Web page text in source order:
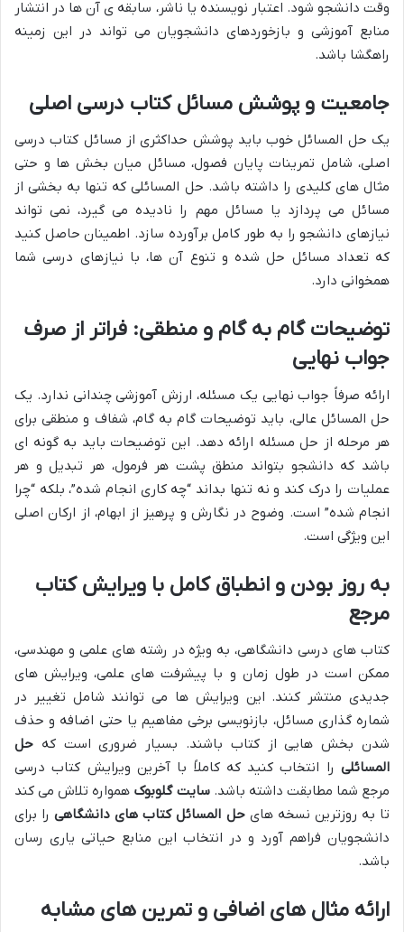
وقت دانشجو شود. اعتبار نویسنده یا ناشر، سابقه ی آن ها در انتشار
منابع آموزشی و بازخوردهای دانشجویان می تواند در این زمینه
راهگشا باشد.
جامعیت و پوشش مسائل کتاب درسی اصلی
یک حل المسائل خوب باید پوشش حداکثری از مسائل کتاب درسی
اصلی، شامل تمرینات پایان فصول، مسائل میان بخش ها و حتی
مثال های کلیدی را داشته باشد. حل المسائلی که تنها به بخشی از
مسائل می پردازد یا مسائل مهم را نادیده می گیرد، نمی تواند
نیازهای دانشجو را به طور کامل برآورده سازد. اطمینان حاصل کنید
که تعداد مسائل حل شده و تنوع آن ها، با نیازهای درسی شما
همخوانی دارد.
توضیحات گام به گام و منطقی: فراتر از صرف
جواب نهایی
ارائه صرفاً جواب نهایی یک مسئله، ارزش آموزشی چندانی ندارد. یک
حل المسائل عالی، باید توضیحات گام به گام، شفاف و منطقی برای
هر مرحله از حل مسئله ارائه دهد. این توضیحات باید به گونه ای
باشد که دانشجو بتواند منطق پشت هر فرمول، هر تبدیل و هر
عملیات را درک کند و نه تنها بداند “چه کاری انجام شده”، بلکه “چرا
انجام شده” است. وضوح در نگارش و پرهیز از ابهام، از ارکان اصلی
این ویژگی است.
به روز بودن و انطباق کامل با ویرایش کتاب
مرجع
کتاب های درسی دانشگاهی، به ویژه در رشته های علمی و مهندسی،
ممکن است در طول زمان و با پیشرفت های علمی، ویرایش های
جدیدی منتشر کنند. این ویرایش ها می توانند شامل تغییر در
شماره گذاری مسائل، بازنویسی برخی مفاهیم یا حتی اضافه و حذف
شدن بخش هایی از کتاب باشند. بسیار ضروری است که حل
المسائلی را انتخاب کنید که کاملاً با آخرین ویرایش کتاب درسی
مرجع شما مطابقت داشته باشد.سایت گلوبوک همواره تلاش می کند
تا به روزترین نسخه هایحل المسائل کتاب های دانشگاهیرا برای
دانشجویان فراهم آورد و در انتخاب این منابع حیاتی یاری رسان
باشد.
ارائه مثال های اضافی و تمرین های مشابه